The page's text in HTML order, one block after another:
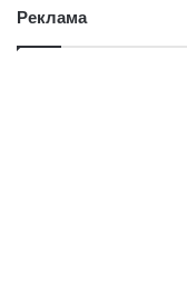
Реклама